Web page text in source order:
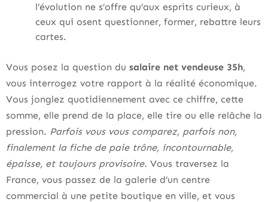
l’évolution ne s’offre qu’aux esprits curieux, à
ceux qui osent questionner, former, rebattre leurs
cartes.
Vous posez la question du salaire net vendeuse 35h,
vous interrogez votre rapport à la réalité économique.
Vous jonglez quotidiennement avec ce chiffre, cette
somme, elle prend de la place, elle tire ou elle relâche la
pression. Parfois vous vous comparez, parfois non,
finalement la fiche de paie trône, incontournable,
épaisse, et toujours provisoire. Vous traversez la
France, vous passez de la galerie d’un centre
commercial à une petite boutique en ville, et vous